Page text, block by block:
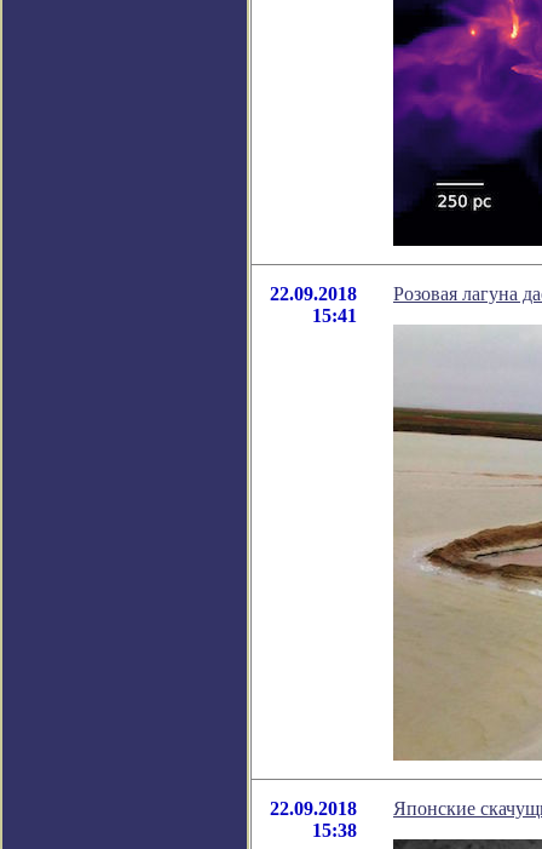
22.09.2018
15:41
Розовая лагуна
22.09.2018
15:38
Японские